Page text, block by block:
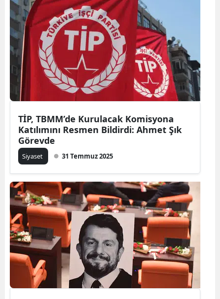
TİP, TBMM’de Kurulacak Komisyona
Katılımını Resmen Bildirdi: Ahmet Şık
Görevde
Siyaset 31 Temmuz 2025